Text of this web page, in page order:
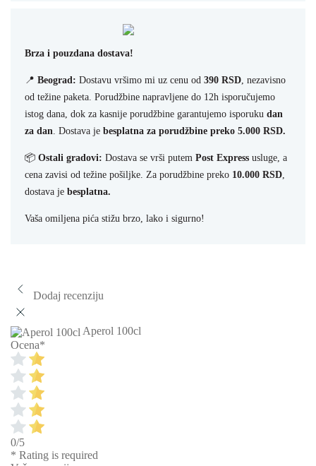
Brza i pouzdana dostava!
📍 Beograd: Dostavu vršimo mi uz cenu od 390 RSD, nezavisno
od težine paketa. Porudžbine napravljene do 12h isporučujemo
istog dana, dok za kasnije porudžbine garantujemo isporuku dan
za dan. Dostava je besplatna za porudžbine preko 5.000 RSD.
📦 Ostali gradovi: Dostava se vrši putem Post Express usluge, a
cena zavisi od težine pošiljke. Za porudžbine preko 10.000 RSD,
dostava je besplatna.
Vaša omiljena pića stižu brzo, lako i sigurno!
Dodaj recenziju
Aperol 100cl
Ocena*
0/5
* Rating is required